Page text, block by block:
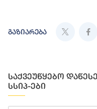
გაზიარება
საქვეუწყებო
სსიპ-ები